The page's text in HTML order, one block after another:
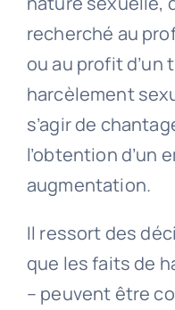
recherché au
ou au profit d’un
harcèlement
s’agir de
l’obtention d’un
augmentation.
Il ressort des
que les faits de
– peuvent être